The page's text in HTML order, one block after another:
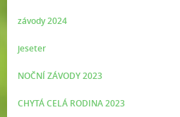
závody 2024
jeseter
NOČNÍ ZÁVODY 2023
CHYTÁ CELÁ RODINA 2023